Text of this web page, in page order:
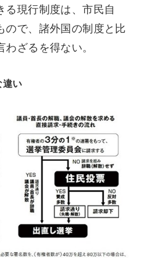
る現行制度は、市民自
ので、諸外国の制度と比
ざるを得ない。
違い